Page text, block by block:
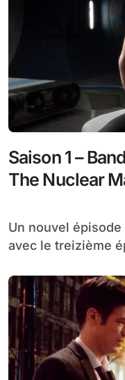
Saison 1 –
The Nuclear
Un nouvel épisode riche en tension se profile
avec le treizième